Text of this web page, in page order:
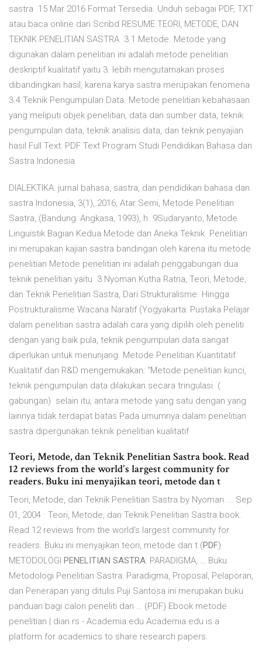
sastra 15 Mar 2016 Format Tersedia. Unduh sebagai PDF, TXT
atau baca online dari Scribd RESUME TEORI, METODE, DAN
TEKNIK PENELITIAN SASTRA 3.1 Metode. Metode yang
digunakan dalam penelitian ini adalah metode penelitian
deskriptif kualitatif yaitu 3. lebih mengutamakan proses
dibandingkan hasil, karena karya sastra merupakan fenomena
3.4 Teknik Pengumpulan Data. Metode penelitian kebahasaan
yang meliputi objek penelitian, data dan sumber data, teknik
pengumpulan data, teknik analisis data, dan teknik penyajian
hasil Full Text: PDF Text Program Studi Pendidikan Bahasa dan
Sastra Indonesia
DIALEKTIKA: jurnal bahasa, sastra, dan pendidikan bahasa dan
sastra Indonesia, 3(1), 2016, Atar Semi, Metode Penelitian
Sastra, (Bandung: Angkasa, 1993), h. 9Sudaryanto, Metode
Linguistik Bagian Kedua Metode dan Aneka Teknik Penelitian
ini merupakan kajian sastra bandingan oleh karena itu metode
penelitian Metode penelitian ini adalah penggabungan dua
teknik penelitian yaitu 3 Nyoman Kutha Ratna, Teori, Metode,
dan Teknik Penelitian Sastra, Dari Strukturalisme. Hingga
Postrukturalisme Wacana Naratif (Yogyakarta: Pustaka Pelajar
dalam penelitian sastra adalah cara yang dipilih oleh peneliti
dengan yang baik pula, teknik pengumpulan data sangat
diperlukan untuk menunjang. Metode Penelitian Kuantitatif
Kualitatif dan R&D mengemukakan: “Metode penelitian kunci,
teknik pengumpulan data dilakukan secara tringulasi. (
gabungan) selain itu, antara metode yang satu dengan yang
lainnya tidak terdapat batas Pada umumnya dalam penelitian
sastra dipergunakan teknik penelitian kualitatif
Teori, Metode, dan Teknik Penelitian Sastra book. Read
12 reviews from the world's largest community for
readers. Buku ini menyajikan teori, metode dan t
Teori, Metode, dan Teknik Penelitian Sastra by Nyoman ... Sep
01, 2004 · Teori, Metode, dan Teknik Penelitian Sastra book.
Read 12 reviews from the world's largest community for
readers. Buku ini menyajikan teori, metode dan t (PDF)
METODOLOGI PENELITIAN SASTRA: PARADIGMA, … Buku
Metodologi Penelitian Sastra: Paradigma, Proposal, Pelaporan,
dan Penerapan yang ditulis Puji Santosa ini merupakan buku
panduan bagi calon peneliti dan … (PDF) Ebook metode
penelitian | dian rs - Academia.edu Academia.edu is a
platform for academics to share research papers.